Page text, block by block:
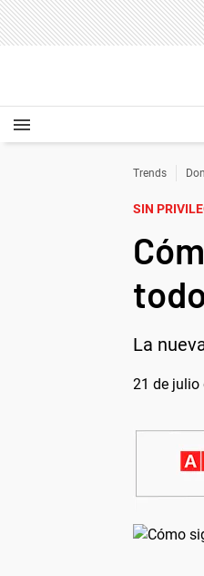
Trends
SIN
La
21 de julio